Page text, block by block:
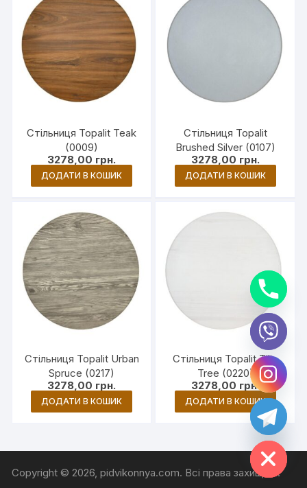
Стільниця Topalit Teak
(0009)
3278,00 грн.
ДОДАТИ В КОШИК
Стільниця Topalit
Brushed Silver (0107)
3278,00 грн.
ДОДАТИ В КОШИК
Стільниця Topalit Urban
Spruce (0217)
3278,00 грн.
ДОДАТИ В КОШИК
Стільниця Topalit Tilia
Tree (0220)
3278,00 грн.
ДОДАТИ В КОШИК
Copyright © 2026, pidvikonnya.com. Всі права захищені.
H
i
d
c
h
a
t
y